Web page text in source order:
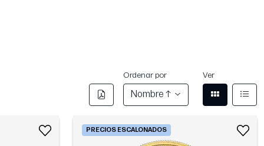
Ordenar por
Nombre ↑
Ver
PRECIOS ESCALONADOS